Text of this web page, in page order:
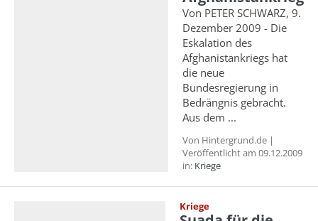
Von PETER SCHWARZ, 9.
Dezember 2009 - Die
Eskalation des
Afghanistankriegs hat
die neue
Bundesregierung in
Bedrängnis gebracht.
Aus dem ...
Von Hintergrund.de |
Veröffentlicht am 09.12.2009
in: Kriege
Kriege